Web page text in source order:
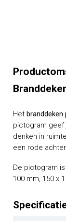
Het branddeken
pictogram geef
denken in
een rode
De pictogram
100 mm, 150 x